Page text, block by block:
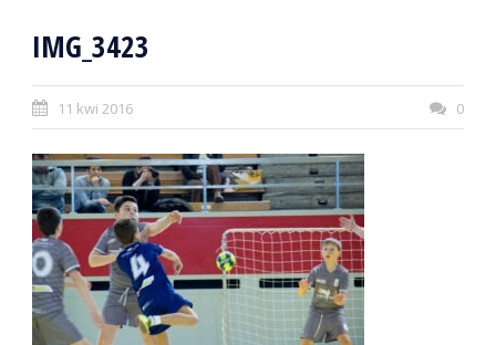
IMG_3423
11 kwi 2016 0